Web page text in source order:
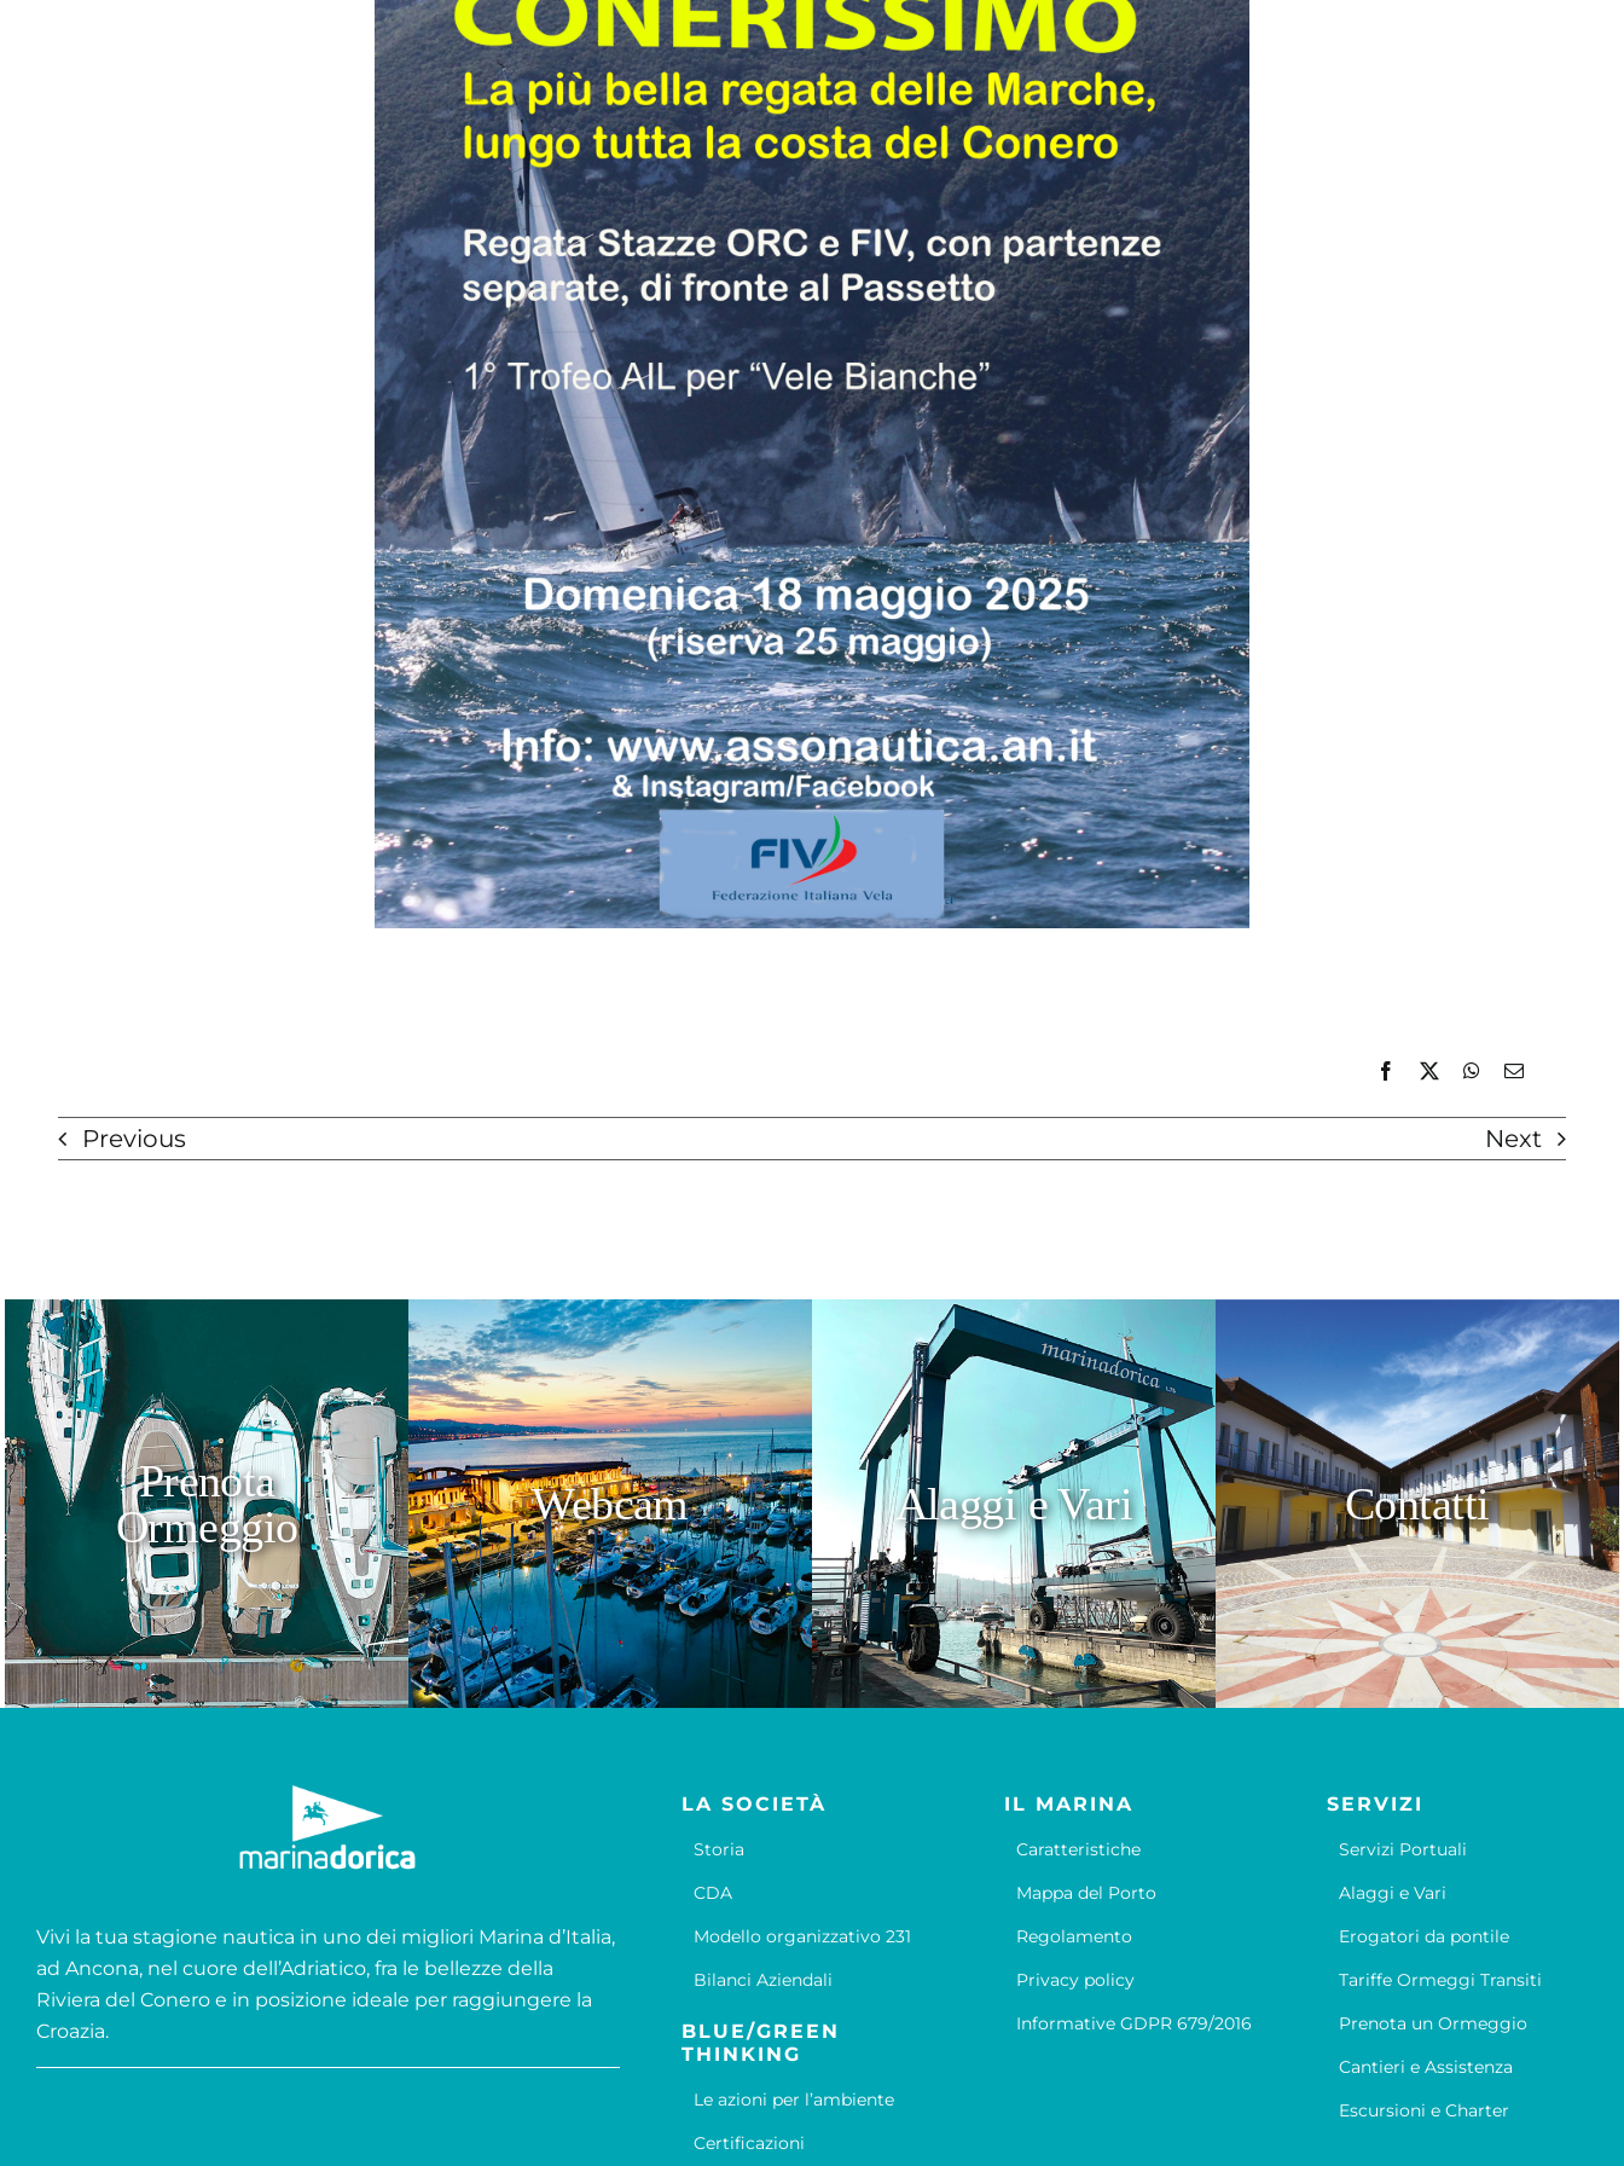
Previous Next
Prenota
Ormeggio
Webcam Alaggi e Vari Contatti
Vivi la tua stagione nautica in uno dei migliori Marina d’Italia,
ad Ancona, nel cuore dell’Adriatico, fra le bellezze della
Riviera del Conero e in posizione ideale per raggiungere la
Croazia.
LA SOCIETÀ
Storia
CDA
Modello organizzativo 231
Bilanci Aziendali
BLUE/GREEN
THINKING
Le azioni per l’ambiente
Certificazioni
IL MARINA
Caratteristiche
Mappa del Porto
Regolamento
Privacy policy
Informative GDPR 679/2016
SERVIZI
Servizi Portuali
Alaggi e Vari
Erogatori da pontile
Tariffe Ormeggi Transiti
Prenota un Ormeggio
Cantieri e Assistenza
Escursioni e Charter